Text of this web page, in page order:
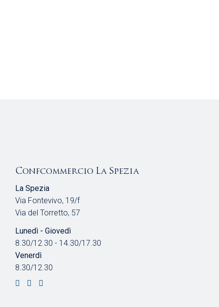
Confcommercio La Spezia
La Spezia
Via Fontevivo, 19/f
Via del Torretto, 57
Lunedì - Giovedì
8.30/12.30 - 14.30/17.30
Venerdì
8.30/12.30